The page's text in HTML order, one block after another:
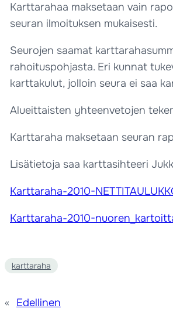
Karttarahaa maksetaan vain
seuran ilmoituksen mukaisesti.
Seurojen saamat
rahoituspohjasta. Eri kunnat
karttakulut, jolloin seura ei saa
Alueittaisten yhteenvetojen
Karttaraha maksetaan seuran
Lisätietoja saa karttasihteeri
Karttaraha-2010-
Karttaraha-2010-
karttaraha
« Edellinen